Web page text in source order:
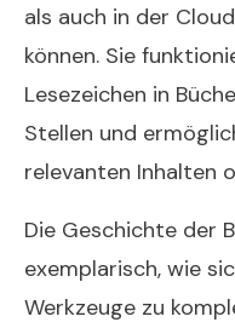
als auch in der
können. Sie
Lesezeichen in
Stellen und
relevanten Inhalten
Die Geschichte der
exemplarisch, wie
Werkzeuge zu